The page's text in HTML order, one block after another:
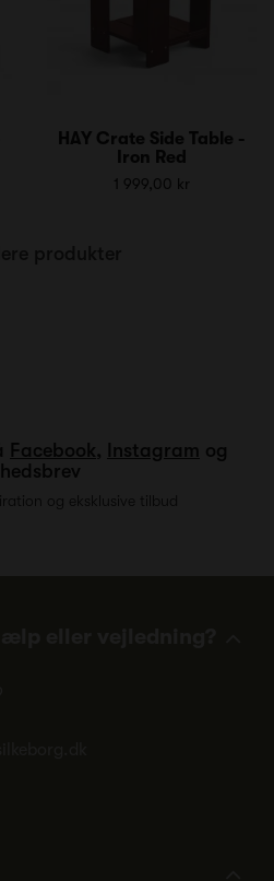
HAY Crate Side Table -
Iron Red
1 999,00 kr
Facebook, Instagram og
og eksklusive tilbud